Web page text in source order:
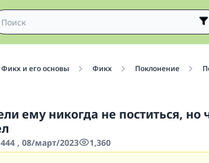
Фикх и его основы Фикх Поклонение
ему никогда не поститься, но
, 08/март/2023 1,360